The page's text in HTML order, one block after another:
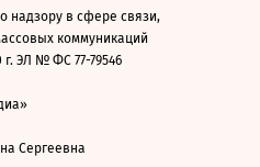
надзору в сфере связи,
коммуникаций
г. ЭЛ № ФС 77-79546
Сергеевна